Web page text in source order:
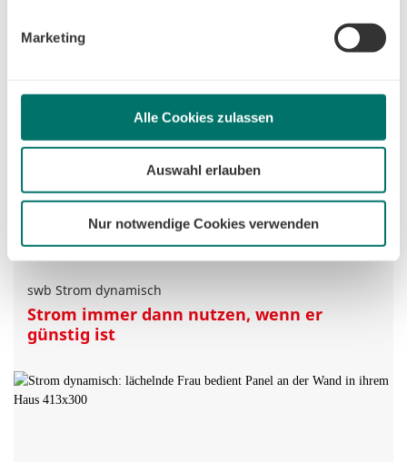
beschränken wir den Einsatz der Cookies auf das notwendige
Minimum, um die Seite betreiben zu können.
Marketing
Alle Cookies zulassen
Auswahl erlauben
Nur notwendige Cookies verwenden
bei Ihnen möglich ist.
Mehr erfahren
swb Strom dynamisch
Strom immer dann nutzen, wenn er
günstig ist